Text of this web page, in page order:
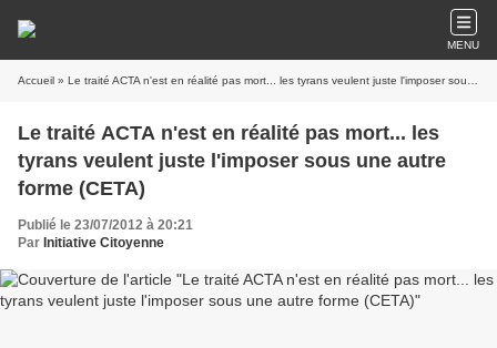
MENU
Accueil » Le traité ACTA n'est en réalité pas mort... les tyrans veulent juste l'imposer sous une autre forme (CETA)
Le traité ACTA n'est en réalité pas mort... les
tyrans veulent juste l'imposer sous une autre
forme (CETA)
Publié le 23/07/2012 à 20:21
Par Initiative Citoyenne